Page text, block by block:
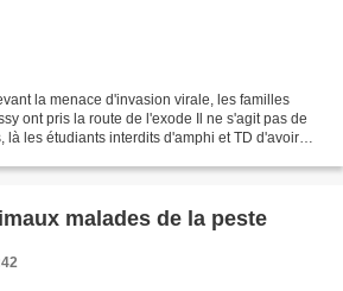
la menace d'invasion virale, les familles
ont pris la route de l'exode Il ne s'agit pas de
là les étudiants interdits d'amphi et TD d'avoir
malades de la peste